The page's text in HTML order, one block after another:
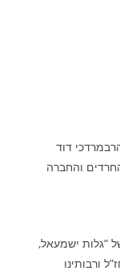
דוד
והחברה
“גלות ישמעאל,
ורבותינו